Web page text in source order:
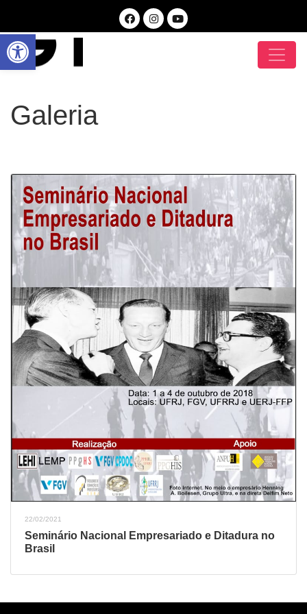
Open toolbar
Galeria
22/02/2021
Seminário Nacional Empresariado e Ditadura no
Brasil